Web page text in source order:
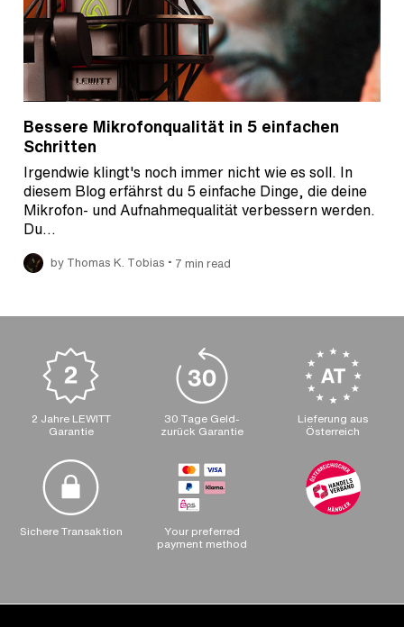
Bessere Mikrofonqualität in 5 einfachen
Schritten
Irgendwie klingt's noch immer nicht wie es soll. In
diesem Blog erfährst du 5 einfache Dinge, die deine
Mikrofon- und Aufnahmequalität verbessern werden.
Du…
by Thomas K. Tobias • 7 min read
2 Jahre LEWITT
Garantie
30 Tage Geld-
zurück Garantie
Lieferung aus
Österreich
Sichere Transaktion
Your preferred
payment method